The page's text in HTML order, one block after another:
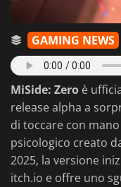
GAMING NEWS
MiSide: Zero è
release alpha a
di toccare con
psicologico creato
2025, la versione
itch.io e offre uno